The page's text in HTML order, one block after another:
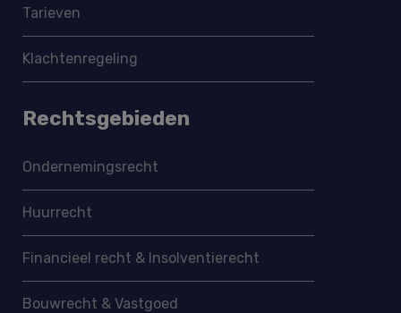
Tarieven
Klachtenregeling
Rechtsgebieden
Ondernemings­recht
Huurrecht
Financieel recht & Insolventierecht
Bouwrecht & Vastgoed